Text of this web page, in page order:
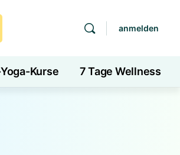
anmelden
Kurse 7 Tage Wellness